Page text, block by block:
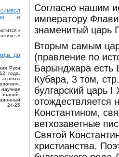
и
к
до
Руси
года.
знаний:
24-25
Согласно нашим
императору
знаменитый царь
Вторым самым
(правление по
Барынджара есть
Кубара, 3 том,
булгарский царь
Константином,
ветхозаветные
Святой
христианства.